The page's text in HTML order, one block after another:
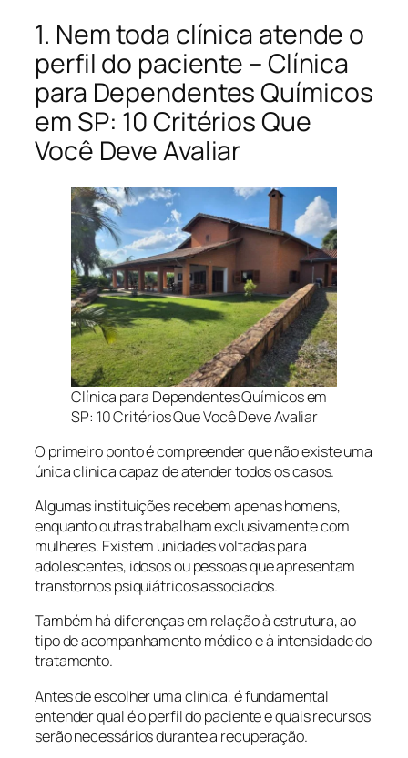
1. Nem toda clínica atende o
perfil do paciente – Clínica
para Dependentes Químicos
em SP: 10 Critérios Que
Você Deve Avaliar
Clínica para Dependentes Químicos em
SP: 10 Critérios Que Você Deve Avaliar
O primeiro ponto é compreender que não existe uma
única clínica capaz de atender todos os casos.
Algumas instituições recebem apenas homens,
enquanto outras trabalham exclusivamente com
mulheres. Existem unidades voltadas para
adolescentes, idosos ou pessoas que apresentam
transtornos psiquiátricos associados.
Também há diferenças em relação à estrutura, ao
tipo de acompanhamento médico e à intensidade do
tratamento.
Antes de escolher uma clínica, é fundamental
entender qual é o perfil do paciente e quais recursos
serão necessários durante a recuperação.